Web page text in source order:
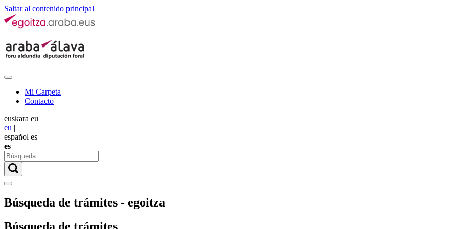
Saltar al contenido principal
Mi Carpeta
Contacto
euskara eu
eu |
español es
es
Búsqueda de trámites - egoitza